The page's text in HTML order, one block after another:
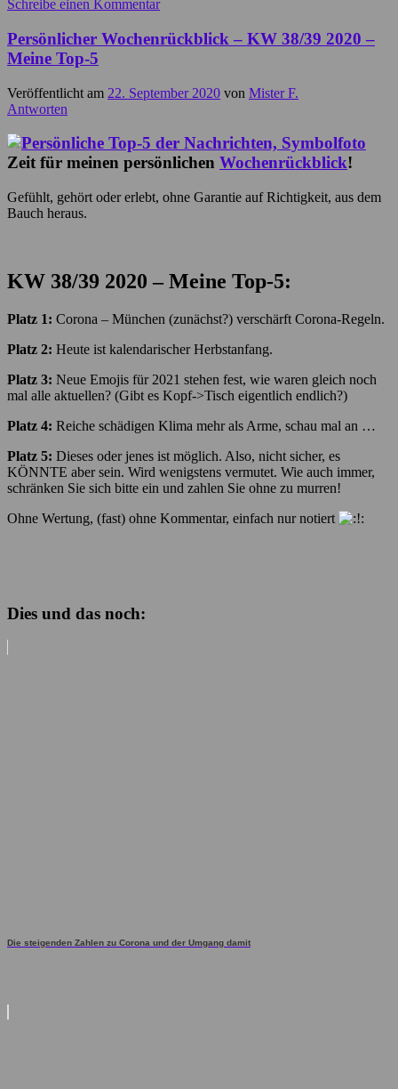
Schreibe einen Kommentar
Persönlicher Wochenrückblick – KW 38/39 2020 –
Meine Top-5
Veröffentlicht am 22. September 2020 von Mister F.
Antworten
Zeit für meinen persönlichen Wochenrückblick!
Gefühlt, gehört oder erlebt, ohne Garantie auf Richtigkeit, aus dem
Bauch heraus.
KW 38/39 2020 – Meine Top-5:
Platz 1: Corona – München (zunächst?) verschärft Corona-Regeln.
Platz 2: Heute ist kalendarischer Herbstanfang.
Platz 3: Neue Emojis für 2021 stehen fest, wie waren gleich noch
mal alle aktuellen? (Gibt es Kopf->Tisch eigentlich endlich?)
Platz 4: Reiche schädigen Klima mehr als Arme, schau mal an …
Platz 5: Dieses oder jenes ist möglich. Also, nicht sicher, es
KÖNNTE aber sein. Wird wenigstens vermutet. Wie auch immer,
schränken Sie sich bitte ein und zahlen Sie ohne zu murren!
Ohne Wertung, (fast) ohne Kommentar, einfach nur notiert
Dies und das noch:
Die steigenden Zahlen zu Corona und der Umgang damit